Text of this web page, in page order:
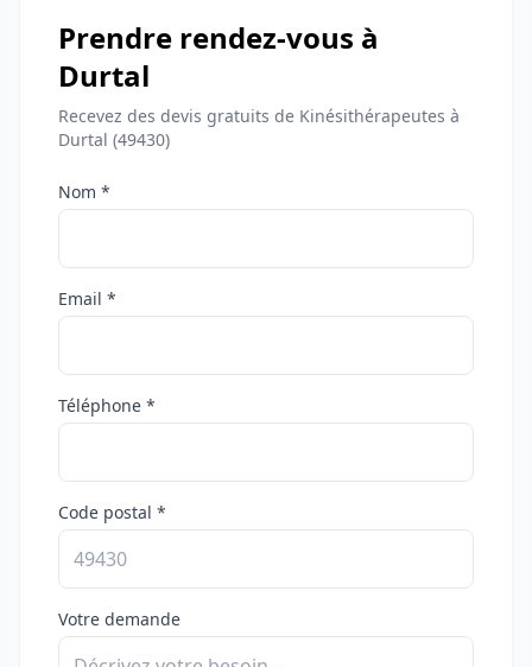
Prendre rendez-vous à
Durtal
Recevez des devis gratuits de Kinésithérapeutes à
Durtal (49430)
Nom *
Email *
Téléphone *
Code postal *
Votre demande